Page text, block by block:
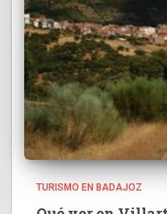
TURISMO EN BADAJOZ